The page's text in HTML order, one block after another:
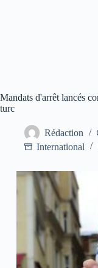
Mandats d'arrêt lancés
turc
Rédaction
International